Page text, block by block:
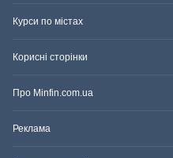
Курси по містах
Корисні сторінки
Про Minfin.com.ua
Реклама